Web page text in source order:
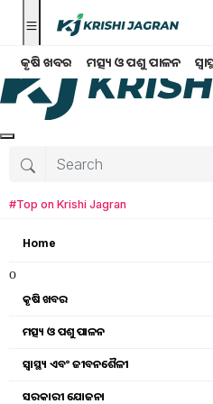
କୃଷି ଖବର ମତ୍ସ୍ୟ ଓ ପଶୁ ପାଳନ
#Top on Krishi Jagran
Home
o
କୃଷି ଖବର
ମତ୍ସ୍ୟ ଓ ପଶୁ ପାଳନ
ସ୍ୱାସ୍ଥ୍ୟ ଏବଂ ଜୀବନଶୈଳୀ
ସରକାରୀ ଯୋଜନା
କୃଷି ଖବର